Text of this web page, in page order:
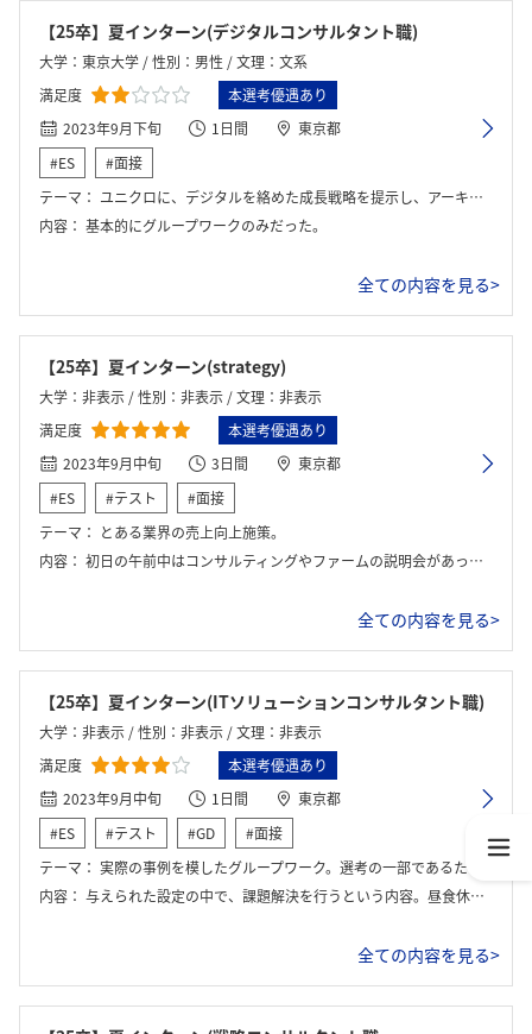
【25卒】夏インターン(デジタルコンサルタント職)
大学：東京大学 / 性別：男性 / 文理：文系
満足度
本選考優遇あり
2023年9月下旬
1日間
東京都
#ES
#面接
テーマ： ユニクロに、デジタルを絡めた成長戦略を提示し、アーキテクチャを作成するというもの。
内容： 基本的にグループワークのみだった。
全ての内容を見る>
【25卒】夏インターン(strategy)
大学：非表示 / 性別：非表示 / 文理：非表示
満足度
本選考優遇あり
2023年9月中旬
3日間
東京都
#ES
#テスト
#面接
テーマ： とある業界の売上向上施策。
内容： 初日の午前中はコンサルティングやファームの説明会があった。初日の午後からはグループワークに移った。
全ての内容を見る>
【25卒】夏インターン(ITソリューションコンサルタント職)
大学：非表示 / 性別：非表示 / 文理：非表示
満足度
本選考優遇あり
2023年9月中旬
1日間
東京都
#ES
#テスト #GD
#面接
テーマ： 実際の事例を模したグループワーク。選考の一部であるため、1日でのロンググループディスカッションといった形式。
内容： 与えられた設定の中で、課題解決を行うという内容。昼食休憩や終了後の座談会があった。
全ての内容を見る>